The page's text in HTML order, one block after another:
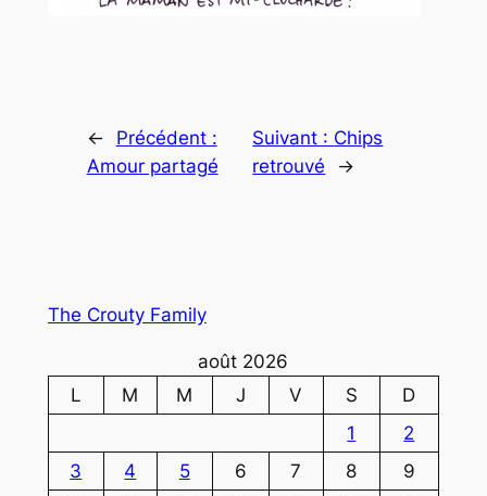
←
Précédent :
Amour partagé
Suivant : Chips
retrouvé
→
The Crouty Family
août 2026
L
M M J V S
D
1
2
3
4 5 6 7 8
9